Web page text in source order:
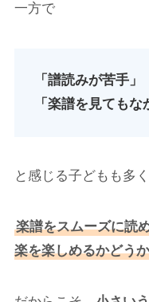
一方で
「譜読みが苦手」
「楽譜を見てもな
と感じる子どもも多く
楽譜をスムーズに読
楽を楽しめるかどう